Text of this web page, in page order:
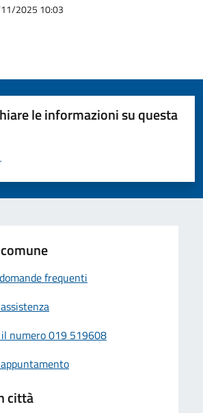
2025 10:03
le informazioni su questa
pagina
5 stelle su 5
stelle su 5
su 5
5
frequenti
il numero 019 519608
città